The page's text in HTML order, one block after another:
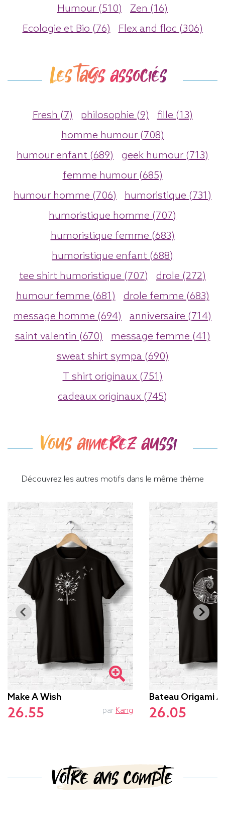
Humour (510)
Zen (16)
Ecologie et Bio (76)
Flex and floc (306)
Les tags associés
Fresh (7) philosophie (9)
fille (13)
homme humour (708)
humour enfant (689)
geek humour (713)
femme humour (685)
humour homme (706)
humoristique (731)
humoristique homme (707)
humoristique femme (683)
humoristique enfant (688)
tee shirt humoristique (707)
drole (272)
humour femme (681)
drole femme (683)
message homme (694)
anniversaire (714)
saint valentin (670)
message femme (41)
sweat shirt sympa (690)
T shirt originaux (751)
cadeaux originaux (745)
Vous aimerez aussi
Découvrez les autres motifs dans le même thème
Make A Wish
26.55 par Kang
Bateau Origami
26.05
Votre avis compte